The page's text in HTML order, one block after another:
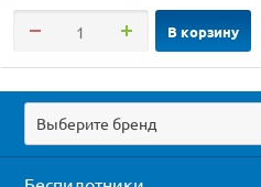
В корзину
Выберите бренд